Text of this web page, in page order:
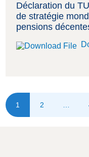
Déclaration du
de stratégie
pensions
1 2